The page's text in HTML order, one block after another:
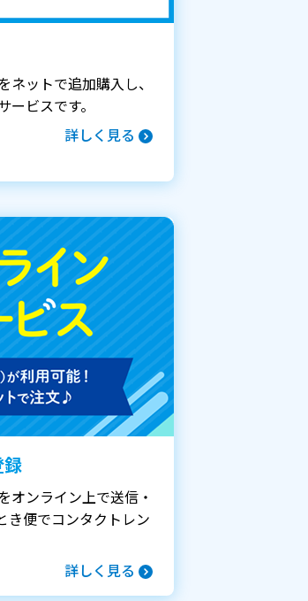
ットで追加購入し、
ビスです。
詳しく見る
オンライン上で送信・
き便でコンタクトレン
詳しく見る